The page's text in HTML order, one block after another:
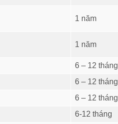
1 năm
1 năm
6 – 12 tháng
6 – 12 tháng
6 – 12 tháng
6-12 tháng